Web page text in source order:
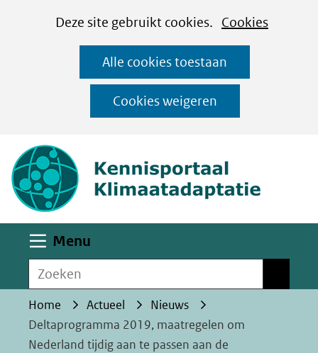
CookiesDeze site gebruikt cookies. Cookies
op
deze
website
worden
toegestaan
geweigerd.
Alle cookies toestaan
Cookies weigeren
Ga
naar
de
inhoud
Menu
Zoeken
Home Actueel
Nieuws
Deltaprogramma 2019, maatregelen om
Nederland tijdig aan te passen aan de